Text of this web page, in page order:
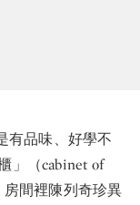
有品味、好學不
」（cabinet of
間裡陳列奇珍異